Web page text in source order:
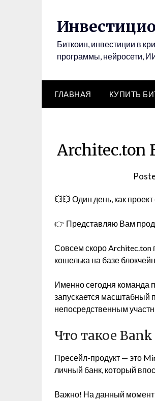
Биткоин, инвестиции в
программы, нейросети,
ГЛАВНАЯ КУПИТЬ
Architec.ton
💥💥 Один день, как
👉 Представляю Вам
Совсем скоро Architec.ton
кошелька на базе
Именно сегодня команда
запускается масштабный
непосредственным
Что такое
Пресейл-продукт — это
личный банк, который
Важно! На данный момент